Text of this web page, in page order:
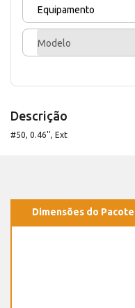
Equipamento
Modelo
Descrição
#50, 0.46'', Ext
Dimensões do Pacote